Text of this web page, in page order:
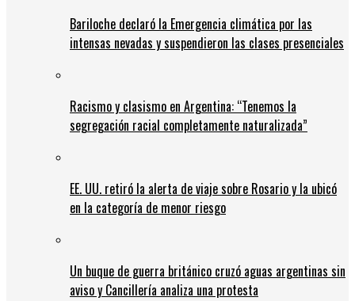
Bariloche declaró la Emergencia climática por las
intensas nevadas y suspendieron las clases presenciales
Racismo y clasismo en Argentina: “Tenemos la
segregación racial completamente naturalizada”
EE. UU. retiró la alerta de viaje sobre Rosario y la ubicó
en la categoría de menor riesgo
Un buque de guerra británico cruzó aguas argentinas sin
aviso y Cancillería analiza una protesta